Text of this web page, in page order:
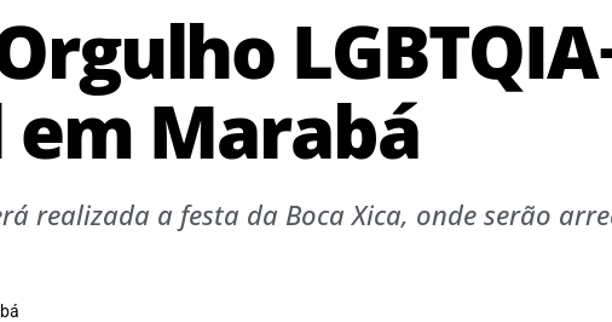
em Marabá
realizada a festa da Boca Xica, onde serão